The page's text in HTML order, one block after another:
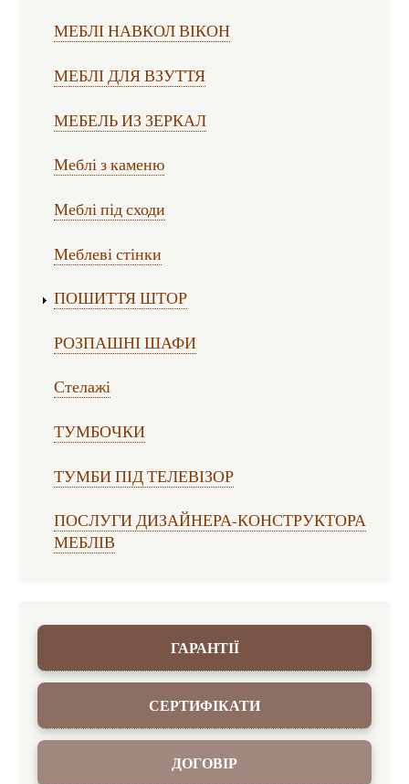
МЕБЛІ НАВКОЛ ВІКОН
МЕБЛІ ДЛЯ ВЗУТТЯ
МЕБЕЛЬ ИЗ ЗЕРКАЛ
Меблі з каменю
Меблі під сходи
Меблеві стінки
ПОШИТТЯ ШТОР
РОЗПАШНІ ШАФИ
Стелажі
ТУМБОЧКИ
ТУМБИ ПІД ТЕЛЕВІЗОР
ПОСЛУГИ ДИЗАЙНЕРА-КОНСТРУКТОРА
МЕБЛІВ
ГАРАНТІЇ
СЕРТИФІКАТИ
ДОГОВІР